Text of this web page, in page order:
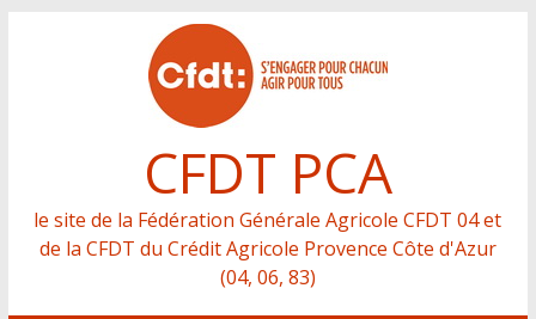
CFDT PCA
le site de la Fédération Générale Agricole CFDT 04 et
de la CFDT du Crédit Agricole Provence Côte d'Azur
(04, 06, 83)